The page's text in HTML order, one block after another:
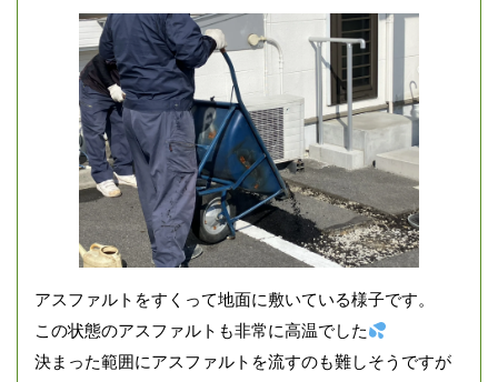
アスファルトをすくって地面に敷いている様子です。
この状態のアスファルトも非常に高温でした
決まった範囲にアスファルトを流すのも難しそうですが